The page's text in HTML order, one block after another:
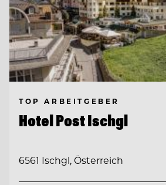
TOP ARBEITGEBER
Hotel Post Ischgl
6561 Ischgl, Österreich